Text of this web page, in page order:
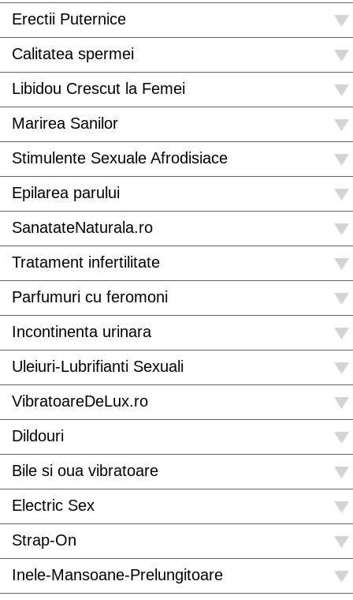
Erectii Puternice
Calitatea spermei
Libidou Crescut la Femei
Marirea Sanilor
Stimulente Sexuale Afrodisiace
Epilarea parului
SanatateNaturala.ro
Tratament infertilitate
Parfumuri cu feromoni
Incontinenta urinara
Uleiuri-Lubrifianti Sexuali
VibratoareDeLux.ro
Dildouri
Bile si oua vibratoare
Electric Sex
Strap-On
Inele-Mansoane-Prelungitoare